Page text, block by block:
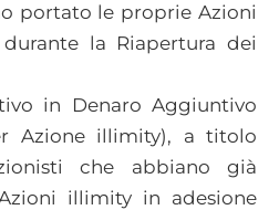
portato le proprie Azioni
la Riapertura dei
in Denaro Aggiuntivo
Azione illimity), a titolo
che abbiano già
illimity in adesione